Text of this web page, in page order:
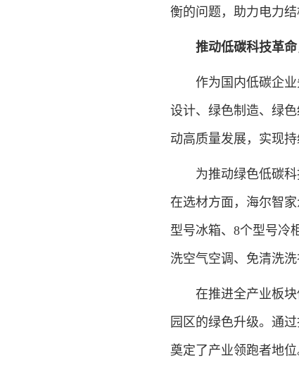
衡的问题，助力电力结
推动低碳科技革
作为国内低碳企业
设计、绿色制造、绿
动高质量发展，实现持
为推动绿色低碳科
在选材方面，海尔智
型号冰箱、8个型号冷
洗空气空调、免清洗
在推进全产业板块
园区的绿色升级。通
奠定了产业领跑者地